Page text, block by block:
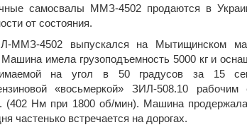
самосвалы ММЗ-4502 продаются в
от состояния.
ММЗ-4502 выпускался на Мытищинском
имела грузоподъемность 5000 кг и
на угол в 50 градусов за 15
«восьмеркой» ЗИЛ-508.10
(402 Нм при 1800 об/мин). Машина
частенько встречается на дорогах.